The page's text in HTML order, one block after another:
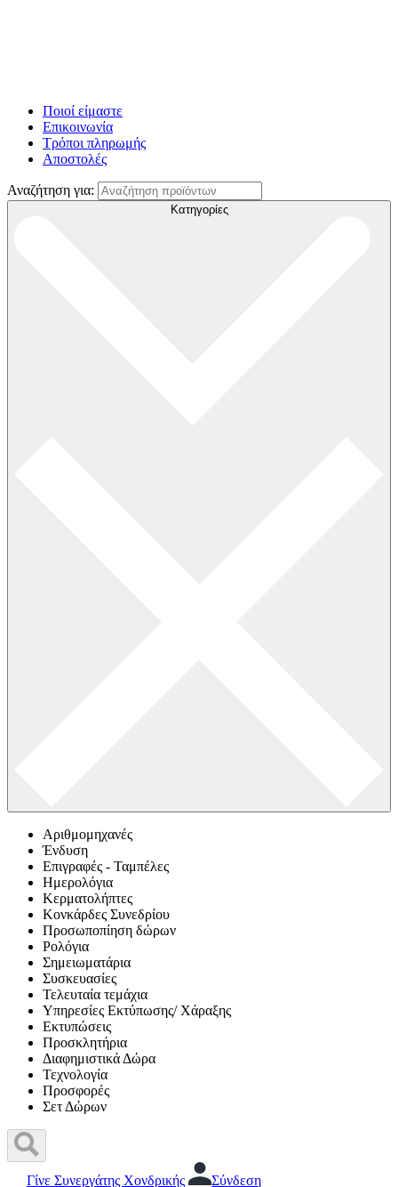
Ποιοί είμαστε
Επικοινωνία
Τρόποι πληρωμής
Αποστολές
Αναζήτηση για:
Κατηγορίες
Αριθμομηχανές
Ένδυση
Επιγραφές - Ταμπέλες
Ημερολόγια
Κερματολήπτες
Κονκάρδες Συνεδρίου
Προσωποπίηση δώρων
Ρολόγια
Σημειωματάρια
Συσκευασίες
Τελευταία τεμάχια
Υπηρεσίες Εκτύπωσης/ Χάραξης
Εκτυπώσεις
Προσκλητήρια
Διαφημιστικά Δώρα
Τεχνολογία
Προσφορές
Σετ Δώρων
Γίνε Συνεργάτης Χονδρικής Σύνδεση